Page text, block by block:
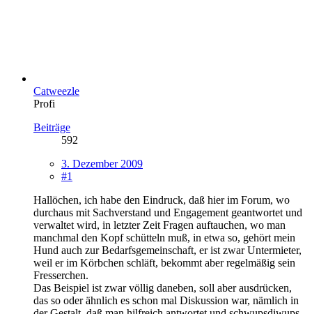
Catweezle
Profi
Beiträge
592
3. Dezember 2009
#1
Hallöchen, ich habe den Eindruck, daß hier im Forum, wo
durchaus mit Sachverstand und Engagement geantwortet und
verwaltet wird, in letzter Zeit Fragen auftauchen, wo man
manchmal den Kopf schütteln muß, in etwa so, gehört mein
Hund auch zur Bedarfsgemeinschaft, er ist zwar Untermieter,
weil er im Körbchen schläft, bekommt aber regelmäßig sein
Fresserchen.
Das Beispiel ist zwar völlig daneben, soll aber ausdrücken,
das so oder ähnlich es schon mal Diskussion war, nämlich in